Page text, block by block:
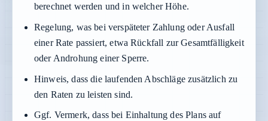
berechnet werden und in welcher Höhe.
Regelung, was bei verspäteter Zahlung oder Ausfall
einer Rate passiert, etwa Rückfall zur Gesamtfälligkeit
oder Androhung einer Sperre.
Hinweis, dass die laufenden Abschläge zusätzlich zu
den Raten zu leisten sind.
Ggf. Vermerk, dass bei Einhaltung des Plans auf